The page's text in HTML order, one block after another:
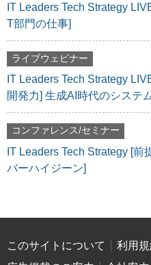
IT Leaders Tech Strategy
T部門の仕事]
ライブウェビナー
IT Leaders Tech Strategy
開発力] 生成AI時代のシステ
コンファレンス/セミナー
IT Leaders Tech Strategy [
バーハイジーン]
このサイトについて 利用